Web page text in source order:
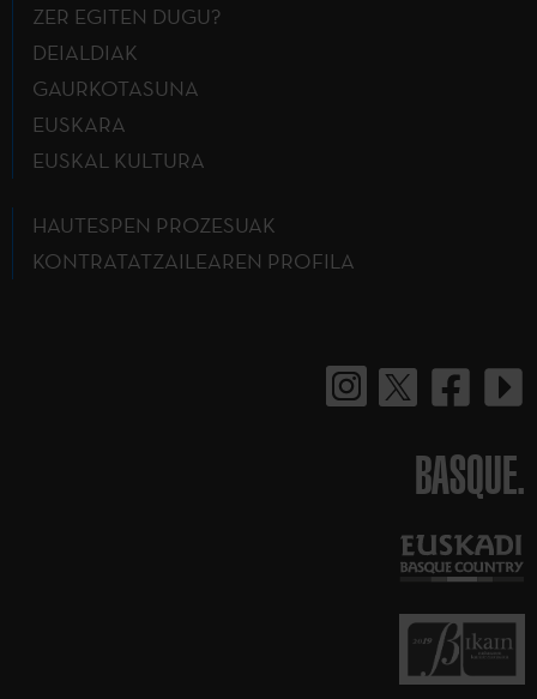
ZER EGITEN DUGU?
DEIALDIAK
GAURKOTASUNA
EUSKARA
EUSKAL KULTURA
HAUTESPEN PROZESUAK
KONTRATATZAILEAREN PROFILA
BASQUE.